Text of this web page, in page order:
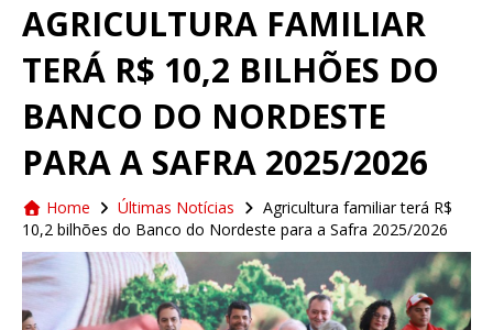
AGRICULTURA FAMILIAR
TERÁ R$ 10,2 BILHÕES DO
BANCO DO NORDESTE
PARA A SAFRA 2025/2026
Home Últimas Notícias
Agricultura familiar terá R$
10,2 bilhões do Banco do Nordeste para a Safra 2025/2026